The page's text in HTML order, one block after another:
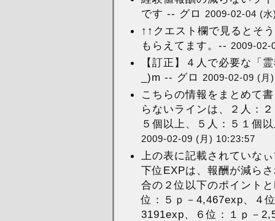
です -- グロ
2009-02-04 (
↑↑クエスト欄で見るとそ
もらえてます。-- 2009-02-
【訂正】４人で必要な「
_)m -- グロ
2009-02-09 (月
こちらの情報をまとめて
らないラインは、２人：
５個以上、５人：５１個
2009-02-09 (月) 10:23:57
上の表に記載されていな
下位EXPは、報酬が減ら
合の２位以下のポイント
位：５ｐ－4,467exp、４
3191exp、６位：１ｐ－